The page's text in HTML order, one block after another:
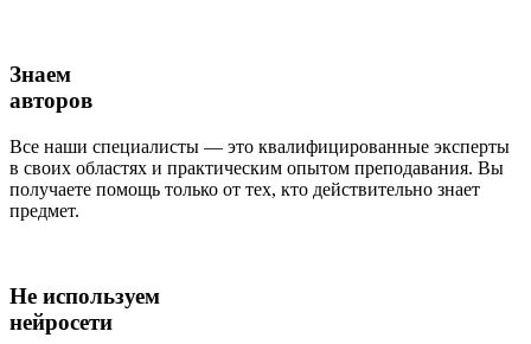
Знаем
авторов
Все наши специалисты — это квалифицированные эксперты
в своих областях и практическим опытом преподавания. Вы
получаете помощь только от тех, кто действительно знает
предмет.
Не используем
нейросети